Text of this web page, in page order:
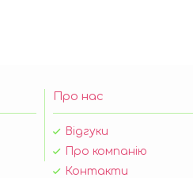
Про нас
Відгуки
Про компанію
Контакти